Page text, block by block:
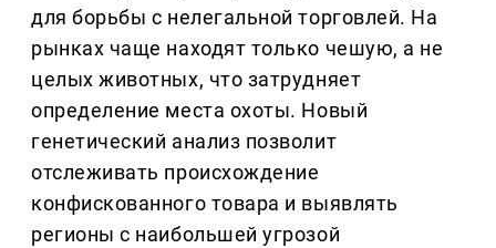
для борьбы с нелегальной торговлей. На
рынках чаще находят только чешую, а не
целых животных, что затрудняет
определение места охоты. Новый
генетический анализ позволит
отслеживать происхождение
конфискованного товара и выявлять
регионы с наибольшей угрозой